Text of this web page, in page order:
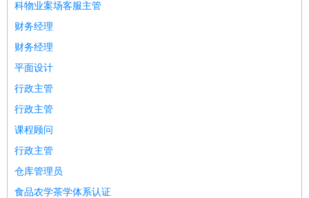
科物业案场客服主管
财务经理
财务经理
平面设计
行政主管
行政主管
课程顾问
行政主管
仓库管理员
食品农学茶学体系认证